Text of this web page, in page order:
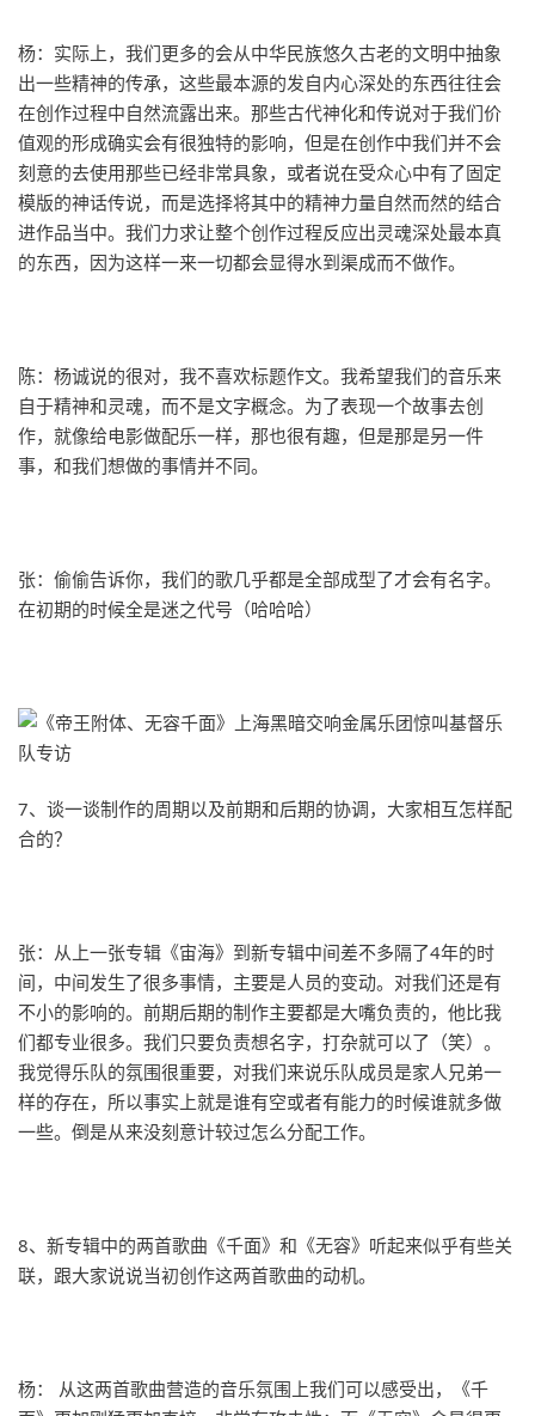
杨：实际上，我们更多的会从中华民族悠久古老的文明中抽象
出一些精神的传承，这些最本源的发自内心深处的东西往往会
在创作过程中自然流露出来。那些古代神化和传说对于我们价
值观的形成确实会有很独特的影响，但是在创作中我们并不会
刻意的去使用那些已经非常具象，或者说在受众心中有了固定
模版的神话传说，而是选择将其中的精神力量自然而然的结合
进作品当中。我们力求让整个创作过程反应出灵魂深处最本真
的东西，因为这样一来一切都会显得水到渠成而不做作。
陈：杨诚说的很对，我不喜欢标题作文。我希望我们的音乐来
自于精神和灵魂，而不是文字概念。为了表现一个故事去创
作，就像给电影做配乐一样，那也很有趣，但是那是另一件
事，和我们想做的事情并不同。
张：偷偷告诉你，我们的歌几乎都是全部成型了才会有名字。
在初期的时候全是迷之代号（哈哈哈）
7、谈一谈制作的周期以及前期和后期的协调，大家相互怎样配
合的？
张：从上一张专辑《宙海》到新专辑中间差不多隔了4年的时
间，中间发生了很多事情，主要是人员的变动。对我们还是有
不小的影响的。前期后期的制作主要都是大嘴负责的，他比我
们都专业很多。我们只要负责想名字，打杂就可以了（笑）。
我觉得乐队的氛围很重要，对我们来说乐队成员是家人兄弟一
样的存在，所以事实上就是谁有空或者有能力的时候谁就多做
一些。倒是从来没刻意计较过怎么分配工作。
8、新专辑中的两首歌曲《千面》和《无容》听起来似乎有些关
联，跟大家说说当初创作这两首歌曲的动机。
杨： 从这两首歌曲营造的音乐氛围上我们可以感受出，《千